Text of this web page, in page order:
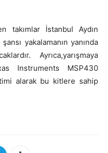
takımlar İstanbul Aydın
yakalamanın yanında
Ayrıca,yarışmaya
Instruments MSP430
alarak bu kitlere sahip